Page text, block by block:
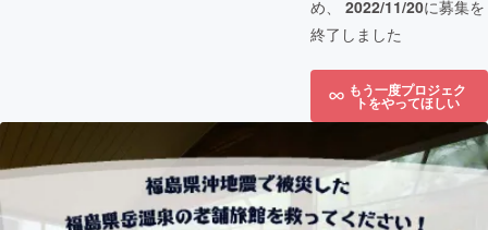
め、 2022/11/20に募集を
終了しました
もう一度プロジェク
トをやってほしい